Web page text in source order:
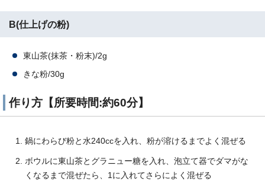
B(仕上げの粉)
東山茶(抹茶・粉末)/2g
きな粉/30g
作り方【所要時間:約60分】
鍋にわらび粉と水240ccを入れ、粉が溶けるまでよく混ぜる
ボウルに東山茶とグラニュー糖を入れ、泡立て器でダマがな
くなるまで混ぜたら、1に入れてさらによく混ぜる